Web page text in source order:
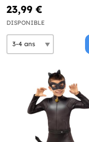
23,99 €
DISPONIBLE